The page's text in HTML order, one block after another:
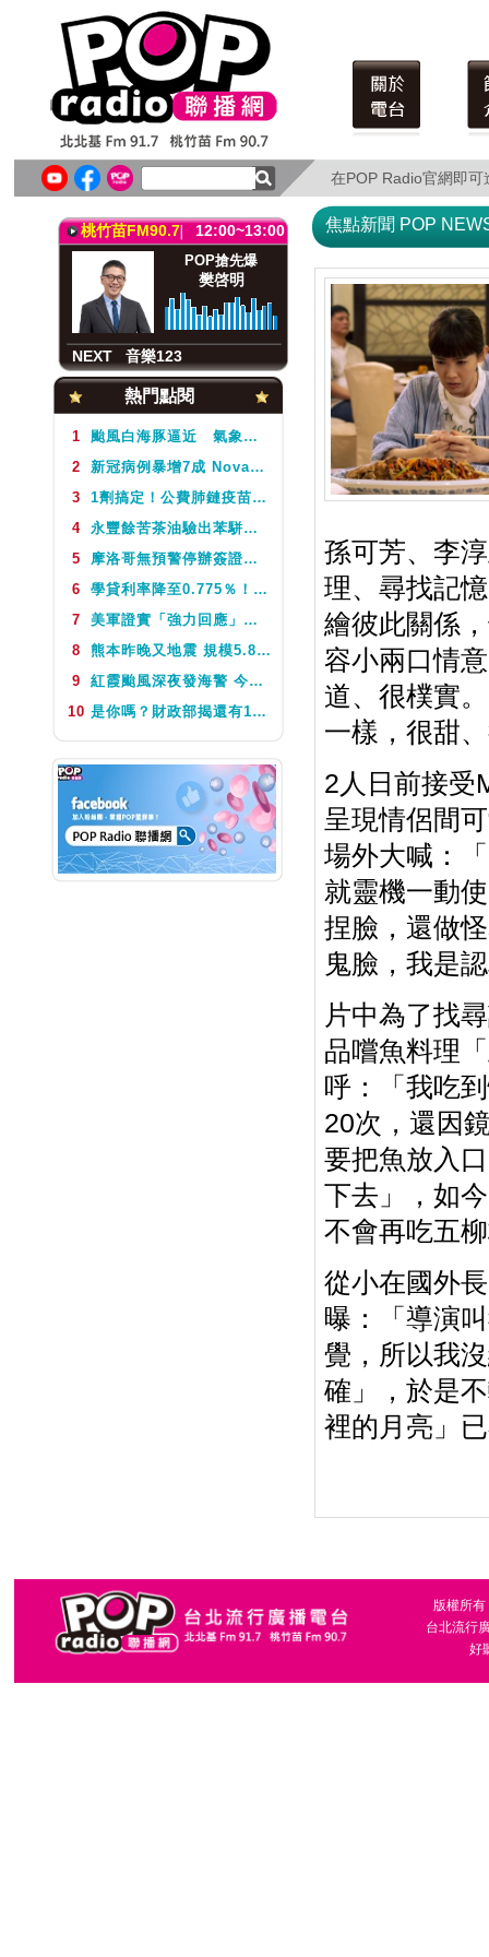
在POP Radio官網即
在POP Radio官網即
北北基FM91.712:00~13:00
POP搶先爆
樊啓明
NEXT音樂123
桃竹苗FM90.712:00~13:00
POP搶先爆
樊啓明
NEXT
音樂123
北北基FM91.712:00~13:00
POP搶先爆
樊啓明
熱門點閱
1
颱風白海豚逼近 氣象署不排除周5下半天發布海警
2
新冠病例暴增7成 Novavax疫苗剩4千劑且7月底過期 疾管署籲盡快接種
3
1劑搞定！公費肺鏈疫苗8月10日升級為新型疫苗 疾管署：317萬人受惠
4 永豐餘苦茶油驗出苯駢芘超標 北市衛生局：不分批號全面預防性下架
5
摩洛哥無預警停辦簽證許可函 旅遊業：9月前團體可能受影響
6
學貸利率降至0.775％！台銀8月1日起受理申請 寬限期延長2年
7
美軍證實「強力回應」伊朗飛彈襲擊 國際油價急漲後仍守穩90美元之上
8
熊本昨晚又地震 規模5.8深度極淺 最大震度5弱、氣象廳籲留意餘震
9
紅霞颱風深夜發海警 今、明最近台灣 迎風面防豪大雨
10 是你嗎？財政部揭還有15張百萬以上發票未領 9月7日到期
焦點新聞 POP
孫可芳、李
理、尋找記
繪彼此關係
容小兩口情
道、很樸實
一樣，很甜
2人日前接受
呈現情侶間
場外大喊：
就靈機一動
捏臉，還做
鬼臉，我是
片中為了找
品嚐魚料理
呼：「我吃
20次，還因
要把魚放入
下去」，如
不會再吃五
從小在國外
曝：「導演
覺，所以我
確」，於是
裡的月亮」
版權所
台北流行
好